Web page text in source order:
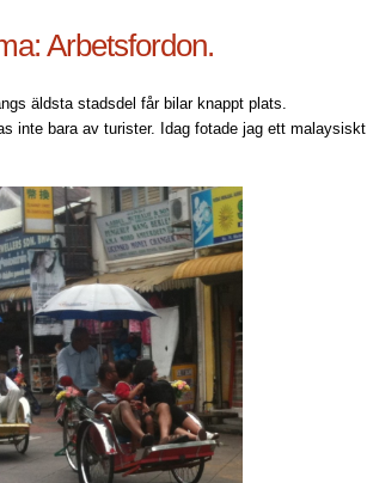
Arbetsfordon.
äldsta stadsdel får bilar knappt plats.
inte bara av turister. Idag fotade jag ett malaysiskt